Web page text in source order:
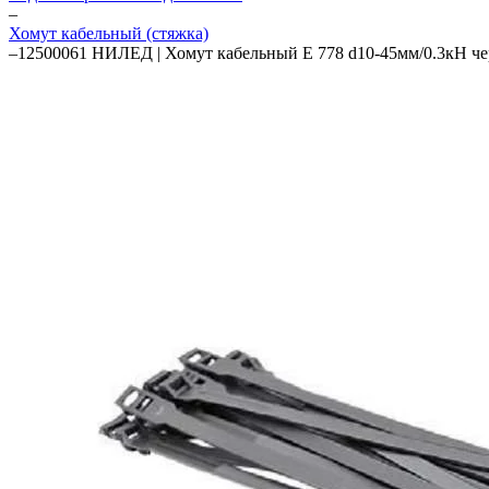
–
Хомут кабельный (стяжка)
–12500061 НИЛЕД | Хомут кабельный E 778 d10-45мм/0.3кН